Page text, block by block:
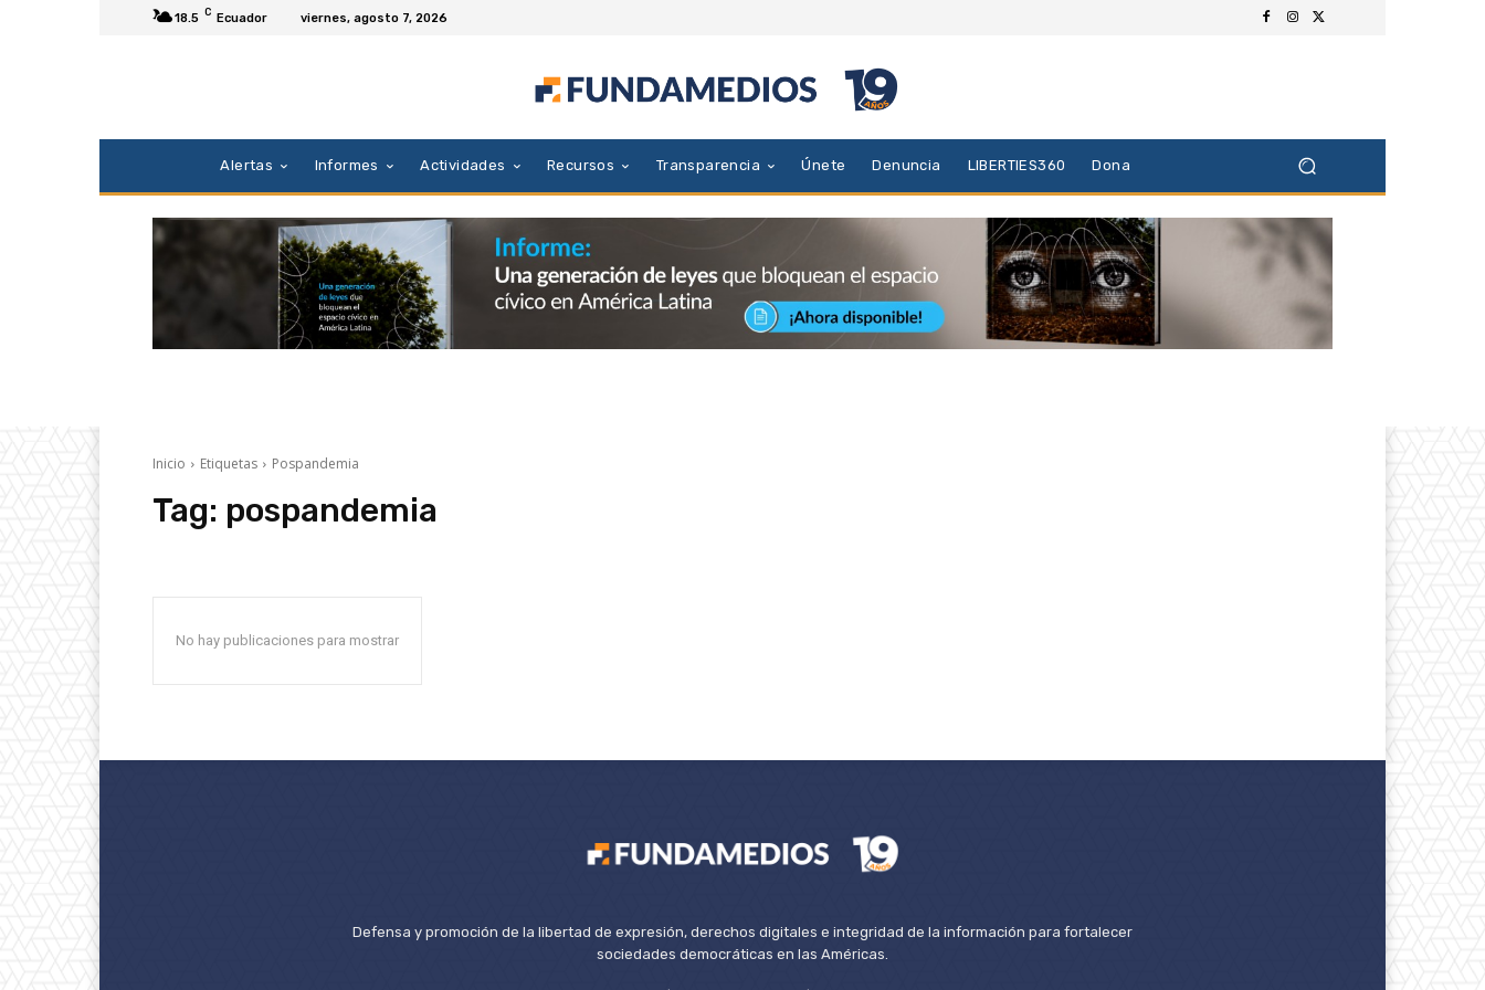
18.5 C Ecuador viernes, agosto 7, 2026
Alertas Informes Actividades Recursos Transparencia Únete Denuncia LIBERTIES360 Dona
Inicio Etiquetas Pospandemia
Tag: pospandemia
No hay publicaciones para mostrar
Defensa y promoción de la libertad de expresión, derechos digitales e integridad de la información para fortalecer
sociedades democráticas en las Américas.